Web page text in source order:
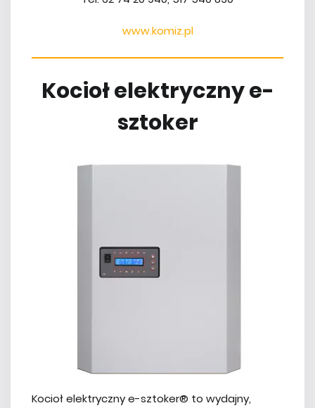
www.komiz.pl
Kocioł elektryczny e-
sztoker
Kocioł elektryczny e-sztoker® to wydajny,